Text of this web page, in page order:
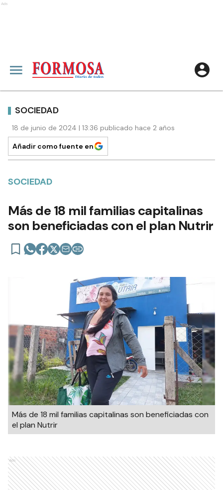
Ads
SOCIEDAD
18 de junio de 2024 | 13:36 publicado hace 2 años
Añadir como fuente en
SOCIEDAD
Más de 18 mil familias capitalinas
son beneficiadas con el plan Nutrir
Más de 18 mil familias capitalinas son beneficiadas con
el plan Nutrir
Ads